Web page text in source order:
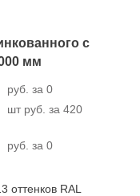
с
мм
руб. за 0
шт руб. за 420
руб. за 0
оттенков RAL